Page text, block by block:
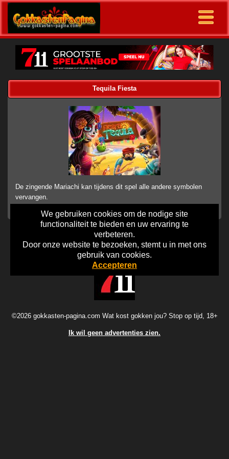
We gebruiken cookies om de nodige site
functionaliteit te bieden en uw ervaring te
verbeteren.
Door onze website te bezoeken, stemt u in met ons
gebruik van cookies.
Accepteren
Tequila Fiesta
De zingende Mariachi kan tijdens dit spel alle andere symbolen
vervangen.
Home Disclaimer Gok Info
©2026 gokkasten-pagina.com Wat kost gokken jou? Stop op tijd, 18+
Ik wil geen advertenties zien.